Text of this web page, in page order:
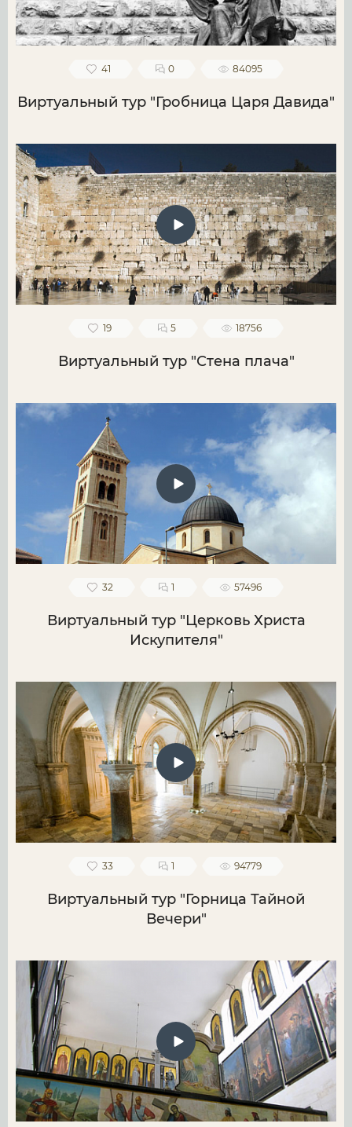
41 0 84095
Виртуальный тур "Гробница Царя Давида"
19 5 18756
Виртуальный тур "Стена плача"
32 1 57496
Виртуальный тур "Церковь Христа
Искупителя"
33 1 94779
Виртуальный тур "Горница Тайной
Вечери"